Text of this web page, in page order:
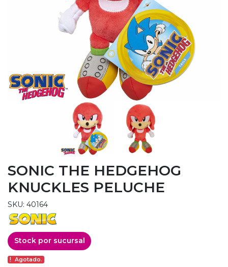
SONIC THE HEDGEHOG
KNUCKLES PELUCHE
SKU: 40164
Stock por sucursal
Agotado.